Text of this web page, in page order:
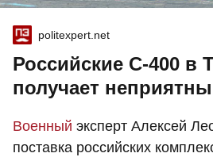
politexpert.net
Российские С-400 в
получает
Военный эксперт Алексей
поставка российских